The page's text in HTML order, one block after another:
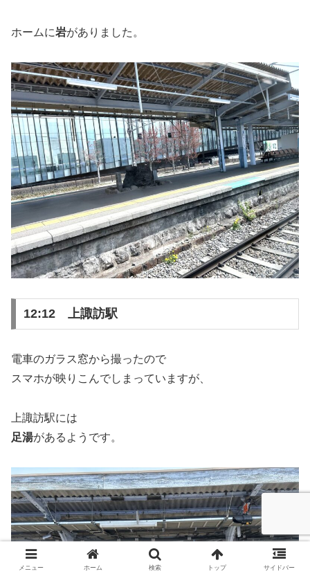
ホームに岩がありました。
12:12 上諏訪駅
電車のガラス窓から撮ったので
スマホが映りこんでしまっていますが、
上諏訪駅には
足湯があるようです。
メニュー ホーム 検索 トップ サイドバー